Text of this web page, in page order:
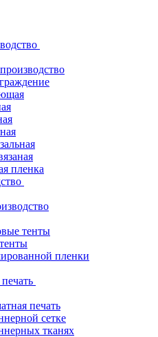
пленка
тенты
пленки
печать
сетке
тканях